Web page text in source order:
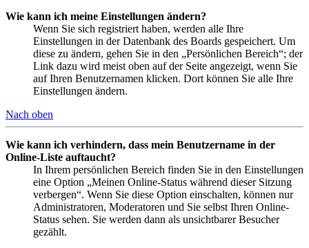
Wie kann ich meine Einstellungen ändern?
Wenn Sie sich registriert haben, werden alle Ihre
Einstellungen in der Datenbank des Boards gespeichert. Um
diese zu ändern, gehen Sie in den „Persönlichen Bereich“; der
Link dazu wird meist oben auf der Seite angezeigt, wenn Sie
auf Ihren Benutzernamen klicken. Dort können Sie alle Ihre
Einstellungen ändern.
Nach oben
Wie kann ich verhindern, dass mein Benutzername in der
Online-Liste auftaucht?
In Ihrem persönlichen Bereich finden Sie in den Einstellungen
eine Option „Meinen Online-Status während dieser Sitzung
verbergen“. Wenn Sie diese Option einschalten, können nur
Administratoren, Moderatoren und Sie selbst Ihren Online-
Status sehen. Sie werden dann als unsichtbarer Besucher
gezählt.